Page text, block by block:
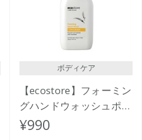
ボディケア
【ecostore】フォーミン
グハンドウォッシュポン
プ ＜シトラスバースト
¥990